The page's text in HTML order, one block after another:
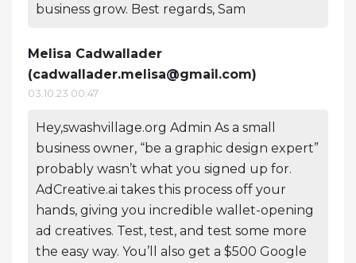
business grow. Best regards, Sam
Melisa Cadwallader
(cadwallader.melisa@gmail.com)
03.10.23 00:47
Hey,swashvillage.org Admin As a small
business owner, “be a graphic design expert”
probably wasn’t what you signed up for.
AdCreative.ai takes this process off your
hands, giving you incredible wallet-opening
ad creatives. Test, test, and test some more
the easy way. You’ll also get a $500 Google